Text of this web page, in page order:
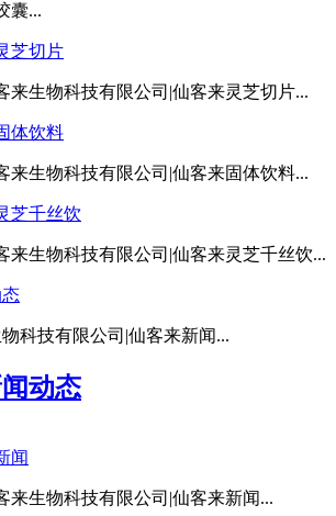
囊...
芝切片
来生物科技有限公司|仙客来灵芝切片...
体饮料
来生物科技有限公司|仙客来固体饮料...
芝千丝饮
来生物科技有限公司|仙客来灵芝千丝饮...
科技有限公司|仙客来新闻...
动态
闻
来生物科技有限公司|仙客来新闻...